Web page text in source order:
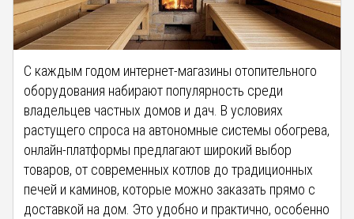
С каждым годом интернет-магазины отопительного
оборудования набирают популярность среди
владельцев частных домов и дач. В условиях
растущего спроса на автономные системы обогрева,
онлайн-платформы предлагают широкий выбор
товаров, от современных котлов до традиционных
печей и каминов, которые можно заказать прямо с
доставкой на дом. Это удобно и практично, особенно